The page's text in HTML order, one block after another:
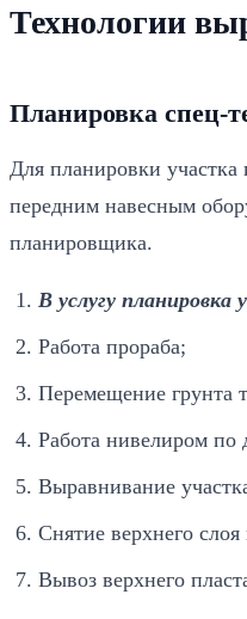
Технологии
Планировка спец-
Для планировки участка
передним навесным
планировщика.
В услугу планировка
Работа прораба;
Перемещение грунта
Работа нивелиром по
Выравнивание
Снятие верхнего слоя
Вывоз верхнего